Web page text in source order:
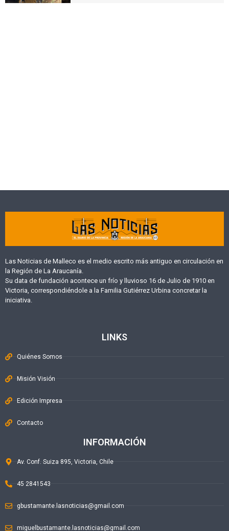
Las Noticias de Malleco es el medio escrito más antiguo en circulación en
la Región de La Araucanía.
Su data de fundación acontece un frío y lluvioso 16 de Julio de 1910 en
Victoria, correspondiéndole a la Familia Gutiérrez Urbina concretar la
iniciativa.
LINKS
Quiénes Somos
Misión Visión
Edición Impresa
Contacto
INFORMACIÓN
Av. Conf. Suiza 895, Victoria, Chile
45 2841543
gbustamante.lasnoticias@gmail.com
miguelbustamante.lasnoticias@gmail.com